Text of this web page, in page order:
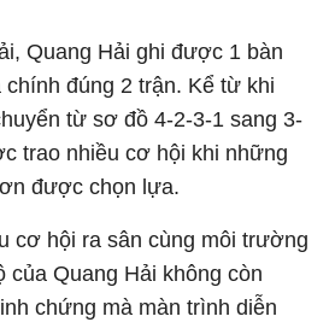
Quang Hải ghi được 1 bàn
đúng 2 trận. Kể từ khi
từ sơ đồ 4-2-3-1 sang 3-
trao nhiều cơ hội khi những
được chọn lựa.
cơ hội ra sân cùng môi trường
của Quang Hải không còn
chứng mà màn trình diễn